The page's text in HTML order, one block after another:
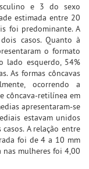
e 3 do sexo
estimada entre 20
foi predominante. A
casos. Quanto à
o formato
lado esquerdo, 54%
As formas côncavas
ocorrendo a
côncava-retilínea em
apresentaram-se
estavam unidos
A relação entre
foi de 4 a 10 mm
nas mulheres foi 4,00